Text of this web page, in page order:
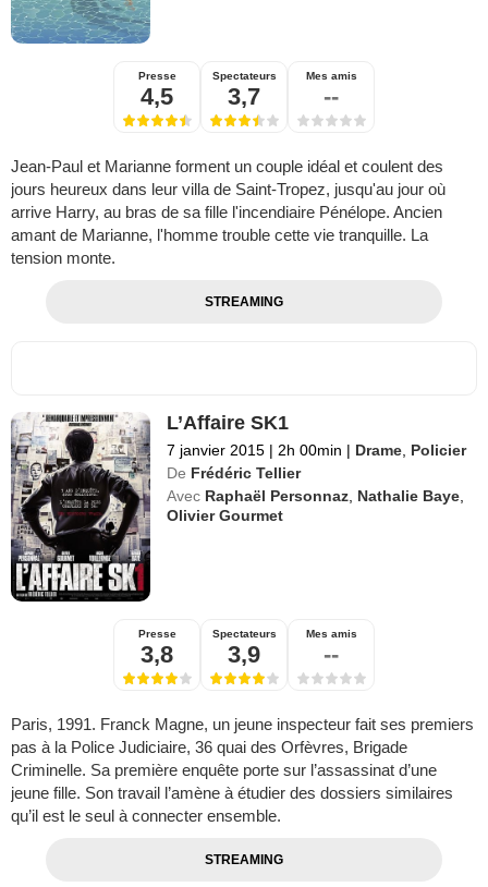
Presse
4,5
Spectateurs
3,7
Mes amis
--
Jean-Paul et Marianne forment un couple idéal et coulent des
jours heureux dans leur villa de Saint-Tropez, jusqu'au jour où
arrive Harry, au bras de sa fille l'incendiaire Pénélope. Ancien
amant de Marianne, l'homme trouble cette vie tranquille. La
tension monte.
STREAMING
L’Affaire SK1
7 janvier 2015 | 2h 00min | Drame, Policier
De Frédéric Tellier
Avec Raphaël Personnaz, Nathalie Baye,
Olivier Gourmet
Presse
3,8
Spectateurs
3,9
Mes amis
--
Paris, 1991. Franck Magne, un jeune inspecteur fait ses premiers
pas à la Police Judiciaire, 36 quai des Orfèvres, Brigade
Criminelle. Sa première enquête porte sur l’assassinat d’une
jeune fille. Son travail l’amène à étudier des dossiers similaires
qu’il est le seul à connecter ensemble.
STREAMING